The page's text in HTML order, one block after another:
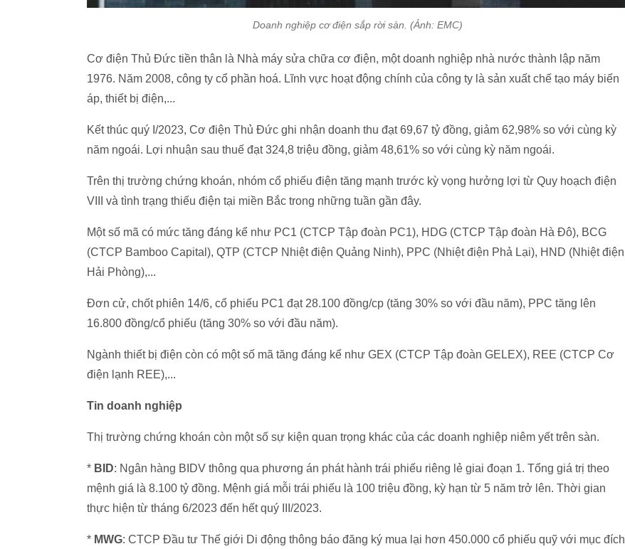
Doanh nghiệp cơ điện sắp rời sàn. (Ảnh: EMC)
Cơ điện Thủ Đức tiền thân là Nhà máy sửa chữa cơ điện, một doanh nghiệp nhà nước thành lập năm
1976. Năm 2008, công ty cổ phần hoá. Lĩnh vực hoạt động chính của công ty là sản xuất chế tạo máy biến
áp, thiết bị điện,...
Kết thúc quý I/2023, Cơ điện Thủ Đức ghi nhận doanh thu đạt 69,67 tỷ đồng, giảm 62,98% so với cùng kỳ
năm ngoái. Lợi nhuận sau thuế đạt 324,8 triệu đồng, giảm 48,61% so với cùng kỳ năm ngoái.
Trên thị trường chứng khoán, nhóm cổ phiếu điện tăng mạnh trước kỳ vọng hưởng lợi từ Quy hoạch điện
VIII và tình trạng thiếu điện tại miền Bắc trong những tuần gần đây.
Một số mã có mức tăng đáng kể như PC1 (CTCP Tập đoàn PC1), HDG (CTCP Tập đoàn Hà Đô), BCG
(CTCP Bamboo Capital), QTP (CTCP Nhiệt điện Quảng Ninh), PPC (Nhiệt điện Phả Lại), HND (Nhiệt điện
Hải Phòng),...
Đơn cử, chốt phiên 14/6, cổ phiếu PC1 đạt 28.100 đồng/cp (tăng 30% so với đầu năm), PPC tăng lên
16.800 đồng/cổ phiếu (tăng 30% so với đầu năm).
Ngành thiết bị điện còn có một số mã tăng đáng kể như GEX (CTCP Tập đoàn GELEX), REE (CTCP Cơ
điện lạnh REE),...
Tin doanh nghiệp
Thị trường chứng khoán còn một số sự kiện quan trọng khác của các doanh nghiệp niêm yết trên sàn.
* BID: Ngân hàng BIDV thông qua phương án phát hành trái phiếu riêng lẻ giai đoạn 1. Tổng giá trị theo
mệnh giá là 8.100 tỷ đồng. Mệnh giá mỗi trái phiếu là 100 triệu đồng, kỳ hạn từ 5 năm trở lên. Thời gian
thực hiện từ tháng 6/2023 đến hết quý III/2023.
* MWG: CTCP Đầu tư Thế giới Di động thông báo đăng ký mua lại hơn 450.000 cổ phiếu quỹ với mục đích